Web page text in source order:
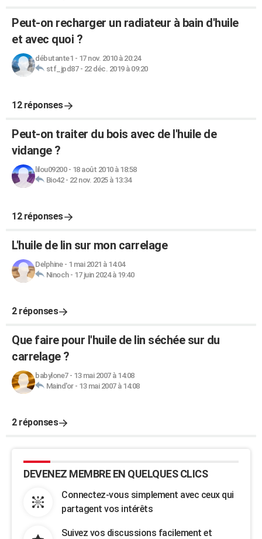
Peut-on recharger un radiateur à bain d'huile
et avec quoi ?
débutante1 - 17 nov. 2010 à 20:24
stf_jpd87- 22 déc. 2019 à 09:20
12 réponses
Peut-on traiter du bois avec de l'huile de
vidange ?
lilou09200- 18 août 2010 à 18:58
Bio42- 22 nov. 2025 à 13:34
12 réponses
L'huile de lin sur mon carrelage
Delphine- 1 mai 2021 à 14:04
Ninoch- 17 juin 2024 à 19:40
2 réponses
Que faire pour l'huile de lin séchée sur du
carrelage ?
babylone7- 13 mai 2007 à 14:08
Maind'or- 13 mai 2007 à 14:08
2 réponses
DEVENEZ MEMBRE EN QUELQUES CLICS
Connectez-vous simplement avec ceux qui
partagent vos intérêts
Suivez vos discussions facilement et